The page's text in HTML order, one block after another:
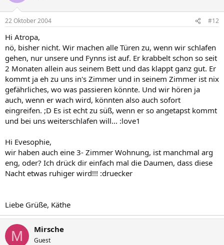
22 Oktober 2004 #12
Hi Atropa,
nö, bisher nicht. Wir machen alle Türen zu, wenn wir schlafen
gehen, nur unsere und Fynns ist auf. Er krabbelt schon so seit
2 Monaten allein aus seinem Bett und das klappt ganz gut. Er
kommt ja eh zu uns in's Zimmer und in seinem Zimmer ist nix
gefährliches, wo was passieren könnte. Und wir hören ja
auch, wenn er wach wird, könnten also auch sofort
eingreifen. ;D Es ist echt zu süß, wenn er so angetapst kommt
und bei uns weiterschlafen will... :love1
Hi Evesophie,
wir haben auch eine 3- Zimmer Wohnung, ist manchmal arg
eng, oder? Ich drück dir einfach mal die Daumen, dass diese
Nacht etwas ruhiger wird!!! :druecker
Liebe Grüße, Käthe
M Mirsche
Guest